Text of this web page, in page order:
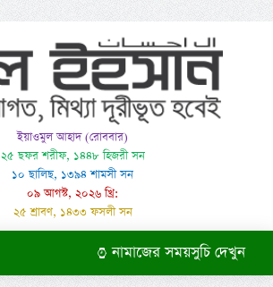
ইয়াওমুল আহাদ (রোববার)
২৫ ছফর শরীফ, ১৪৪৮ হিজরী সন
১০ ছালিছ, ১৩৯৪ শামসী সন
০৯ আগস্ট, ২০২৬ খ্রি:
২৫ শ্রাবণ, ১৪৩৩ ফসলী সন
নামাজের সময়সুচি দেখুন